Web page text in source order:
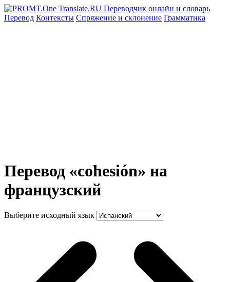
Перевод Контексты Спряжение и склонение Грамматика
Перевод «cohesión» на
французский
Выберите исходный язык